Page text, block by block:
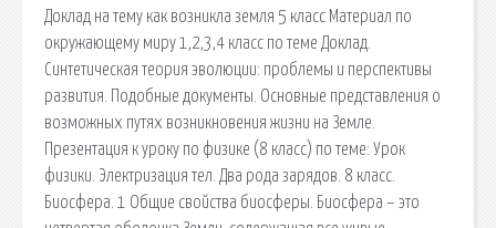
Доклад на тему как возникла земля 5 класс Материал по
окружающему миру 1,2,3,4 класс по теме Доклад.
Синтетическая теория эволюции: проблемы и перспективы
развития. Подобные документы. Основные представления о
возможных путях возникновения жизни на Земле.
Презентация к уроку по физике (8 класс) по теме: Урок
физики. Электризация тел. Два рода зарядов. 8 класс.
Биосфера. 1 Общие свойства биосферы. Биосфера – это